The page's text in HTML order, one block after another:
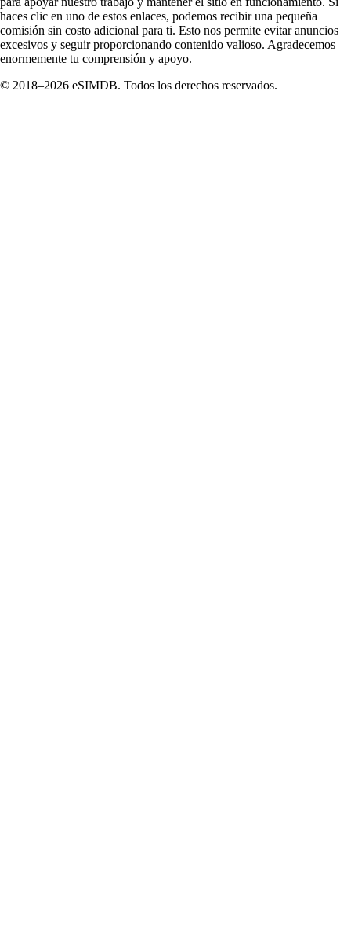
haces clic en uno de estos enlaces, podemos recibir una pequeña
comisión sin costo adicional para ti. Esto nos permite evitar anuncios
excesivos y seguir proporcionando contenido valioso. Agradecemos
enormemente tu comprensión y apoyo.
© 2018–2026 eSIMDB. Todos los derechos reservados.